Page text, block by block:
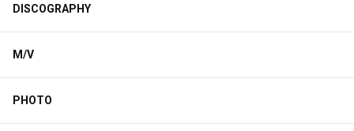
DISCOGRAPHY
M/V
PHOTO